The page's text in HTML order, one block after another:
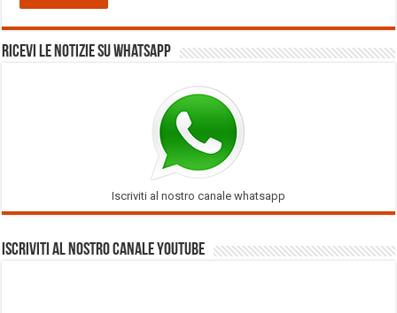
Ricevi le notizie su Whatsapp
Iscriviti al nostro canale whatsapp
Iscriviti al nostro Canale Youtube